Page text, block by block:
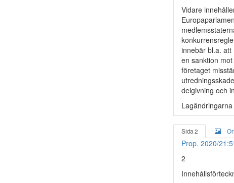
Vidare
innebär bl.a.
en sanktion
företaget
delgivning och
Sida 2
Prop. 2020/
2